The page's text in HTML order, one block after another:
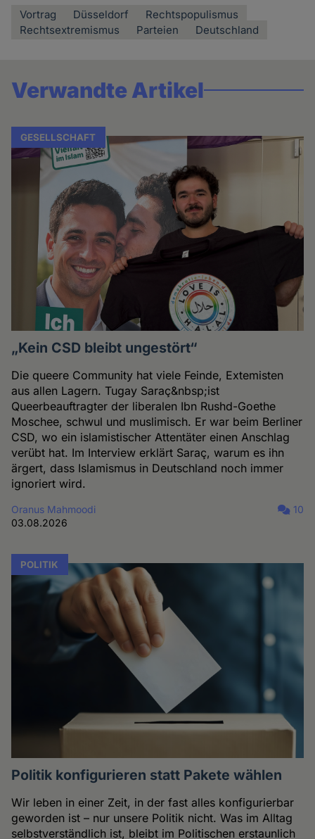
Vortrag Düsseldorf
Rechtspopulismus
Rechtsextremismus
Parteien Deutschland
Verwandte Artikel
GESELLSCHAFT
„Kein CSD bleibt ungestört“
Die queere Community hat viele Feinde, Extemisten
aus allen Lagern. Tugay Saraç&nbsp;ist
Queerbeauftragter der liberalen Ibn Rushd-Goethe
Moschee, schwul und muslimisch. Er war beim Berliner
CSD, wo ein islamistischer Attentäter einen Anschlag
verübt hat. Im Interview erklärt Saraç, warum es ihn
ärgert, dass Islamismus in Deutschland noch immer
ignoriert wird.
Oranus Mahmoodi
03.08.2026
10
POLITIK
Politik konfigurieren statt Pakete wählen
Wir leben in einer Zeit, in der fast alles konfigurierbar
geworden ist – nur unsere Politik nicht. Was im Alltag
selbstverständlich ist, bleibt im Politischen erstaunlich